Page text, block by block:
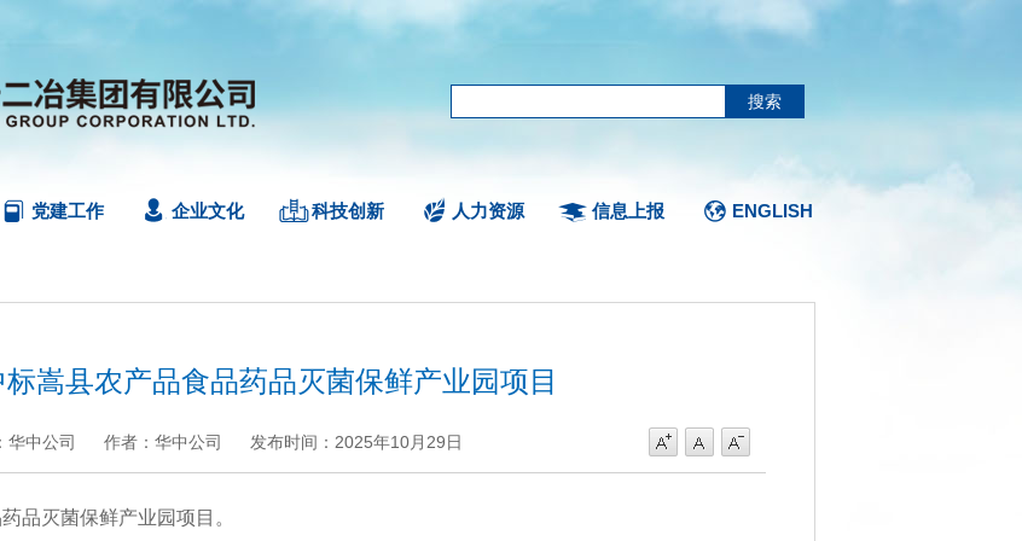
党建工作 企业文化 科技创新 人力资源 信息上报 ENGLISH
嵩县农产品食品药品灭菌保鲜产业园项目
华中公司 作者：华中公司 发布时间：2025年10月29日
+ -
灭菌保鲜产业园项目。